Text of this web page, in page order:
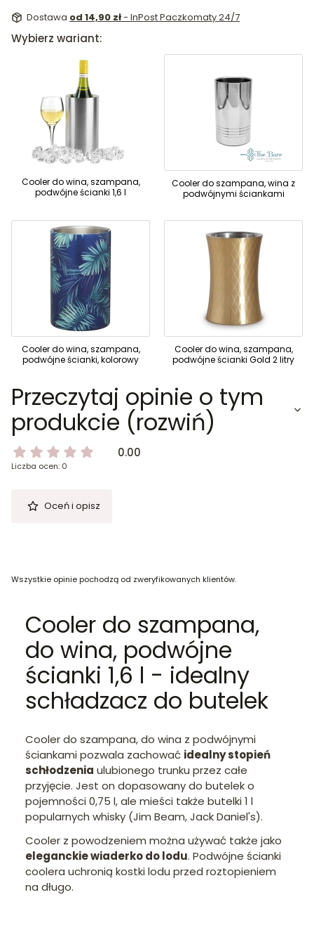
Dostawa od 14,90 zł- InPost Paczkomaty 24/7
Wybierz wariant:
Cooler do wina, szampana,
podwójne ścianki 1,6 l
Cooler do szampana, wina z
podwójnymi ściankami
Cooler do wina, szampana,
podwójne ścianki, kolorowy
Cooler do wina, szampana,
podwójne ścianki Gold 2 litry
Przeczytaj opinie o tym
produkcie (rozwiń)
0.00
Liczba ocen: 0
Oceń i opisz
Wszystkie opinie pochodzą od zweryfikowanych klientów.
Cooler do szampana,
do wina, podwójne
ścianki 1,6 l - idealny
schładzacz do butelek
Cooler do szampana, do wina z podwójnymi
ściankami pozwala zachować idealny stopień
schłodzenia ulubionego trunku przez całe
przyjęcie. Jest on dopasowany do butelek o
pojemności 0,75 l, ale mieści także butelki 1 l
popularnych whisky (Jim Beam, Jack Daniel's).
Cooler z powodzeniem można używać także jako
eleganckie wiaderko do lodu. Podwójne ścianki
coolera uchronią kostki lodu przed roztopieniem
na długo.